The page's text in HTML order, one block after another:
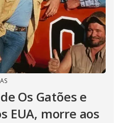
Os Gatões e
EUA, morre aos